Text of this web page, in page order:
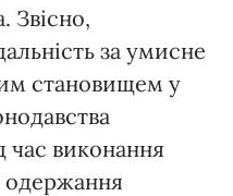
Звісно,
за умисне
становищем у
виконання
одержання